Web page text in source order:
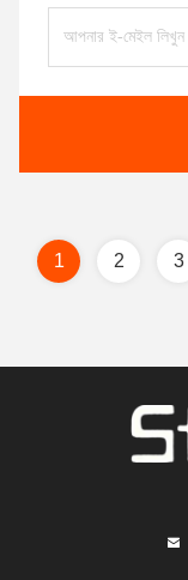
1 2 3